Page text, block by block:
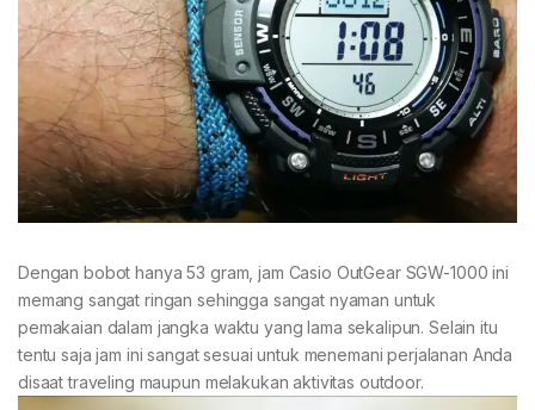
Dengan bobot hanya 53 gram, jam Casio OutGear SGW-1000 ini
memang sangat ringan sehingga sangat nyaman untuk
pemakaian dalam jangka waktu yang lama sekalipun. Selain itu
tentu saja jam ini sangat sesuai untuk menemani perjalanan Anda
disaat traveling maupun melakukan aktivitas outdoor.